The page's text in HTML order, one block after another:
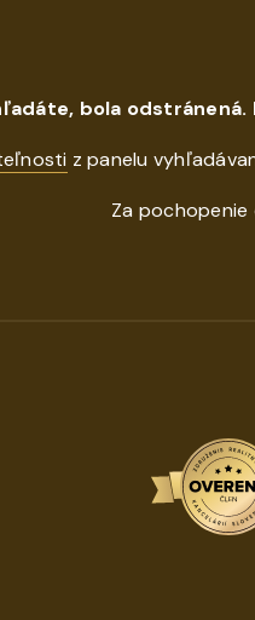
bola
z panelu
Za pochopenie